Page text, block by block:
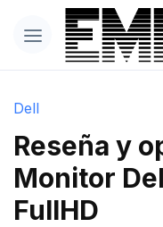
Dell
Reseña y
Monitor
FullHD